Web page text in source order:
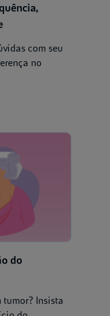
com seu
no
do
tumor? Insista